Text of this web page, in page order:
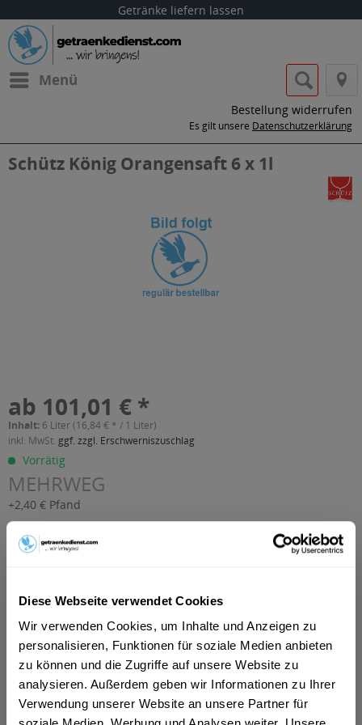
Diese Webseite verwendet Cookies
Wir verwenden Cookies, um Inhalte und Anzeigen zu
personalisieren, Funktionen für soziale Medien anbieten
zu können und die Zugriffe auf unsere Website zu
analysieren. Außerdem geben wir Informationen zu Ihrer
Verwendung unserer Website an unsere Partner für
Getränke liefern lassen
Menü
Bestellung widerrufen
Es gilt unsere Datenschutzerklärung
Schütz König Orangensaft 6 x 1l
ab 101,01 € *
Inhalt: 6 Liter (16,84 € * / 1 Liter)
inkl. MwSt. ggf. zzgl. Erschwerniszuschlag
Vorrätig
MEHRWEG
+2,40 € Pfand
In denWarenkorb
Verfügbar in:
Beschreibung
mehr
"Schütz König Orangensaft 6 x 1l"
Geschmacksrichtung: